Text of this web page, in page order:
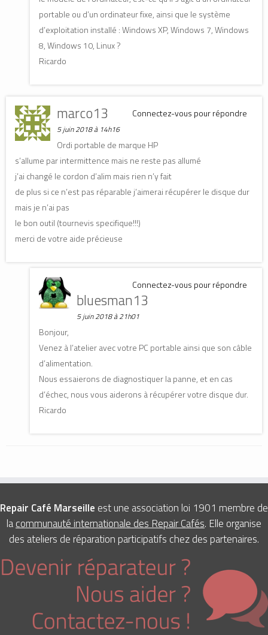
portable ou d’un ordinateur fixe, ainsi que le système
d’exploitation installé : Windows XP, Windows 7, Windows
8, Windows 10, Linux ?
Ricardo
Connectez-vous pour répondre
marco13
5 juin 2018 à 14h16
Ordi portable de marque HP
s’allume par intermittence mais ne reste pas allumé
j’ai changé le cordon d’alim mais rien n’y fait
de plus si ce n’est pas réparable j’aimerai récupérer le disque dur
mais je n’ai pas
le bon outil (tournevis specifique!!!)
merci de votre aide précieuse
Connectez-vous pour répondre
bluesman13
5 juin 2018 à 21h01
Bonjour,
Venez à l’atelier avec votre PC portable ainsi que son câble
d’alimentation.
Nous essaierons de diagnostiquer la panne, et en cas
d’échec, nous vous aiderons à récupérer votre disque dur.
Ricardo
Repair Café Marseille est une association loi 1901 membre de
lacommunauté internationale des Repair Cafés. Elle organise
des ateliers de réparation participatifs chez des partenaires.